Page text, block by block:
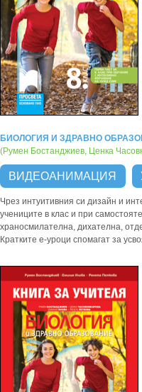
БИОЛОГИЯ И ЗДРАВНО
(Румен Бостанджиев, Ценка
ВИДЕОАНИМАЦИЯ
Чрез интуитивния си дизайн и
учениците в клас и при
храносмилателна, дихателна,
Кратките е-уроци спомагат за